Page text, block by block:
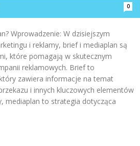
0
Wprowadzenie: W dzisiejszym
i reklamy, brief i mediaplan są
które pomagają w skutecznym
reklamowych. Brief to
zawiera informacje na temat
i innych kluczowych elementów
mediaplan to strategia dotycząca